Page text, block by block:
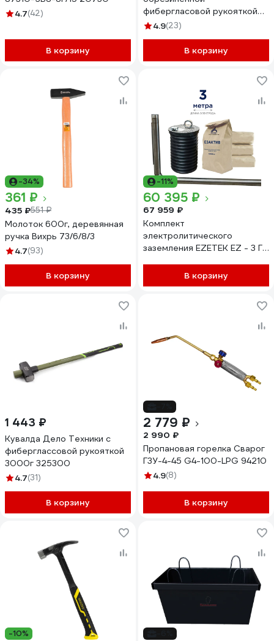
4.7(42)
В корзину
фибергласовой рукояткой
Pro 3000 г 103010405009
4.9(23)
В корзину
-34%
361 ₽
435 ₽551 ₽
Молоток 600г, деревянная
ручка Вихрь 73/6/8/3
4.7(93)
В корзину
-11%
60 395 ₽
67 959 ₽
Комплект
электролитического
заземления EZETEK EZ - 3 Г
В корзину
1 443 ₽
Кувалда Дело Техники с
фиберглассовой рукояткой
3000г 325300
4.7(31)
В корзину
2 779 ₽
2 990 ₽
Пропановая горелка Сварог
Г3У-4-45 G4-100-LPG 94210
4.9(8)
В корзину
-10%